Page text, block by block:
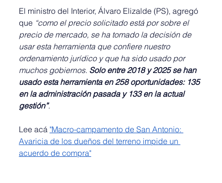
El ministro del Interior, Álvaro Elizalde (PS), agregó
que “como el precio solicitado está por sobre el
precio de mercado, se ha tomado la decisión de
usar esta herramienta que confiere nuestro
ordenamiento jurídico y que ha sido usado por
muchos gobiernos. Solo entre 2018 y 2025 se han
usado esta herramienta en 258 oportunidades: 135
en la administración pasada y 133 en la actual
gestión”.
Lee acá "Macro-campamento de San Antonio:
Avaricia de los dueños del terreno impide un
acuerdo de compra"